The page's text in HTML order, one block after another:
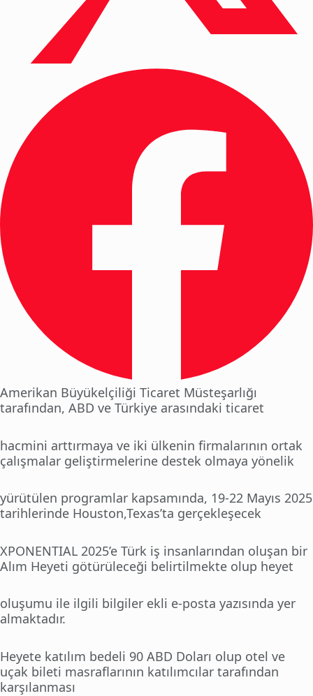
Amerikan Büyükelçiliği Ticaret Müsteşarlığı
tarafından, ABD ve Türkiye arasındaki ticaret
hacmini arttırmaya ve iki ülkenin firmalarının ortak
çalışmalar geliştirmelerine destek olmaya yönelik
yürütülen programlar kapsamında, 19-22 Mayıs 2025
tarihlerinde Houston,Texas’ta gerçekleşecek
XPONENTIAL 2025’e Türk iş insanlarından oluşan bir
Alım Heyeti götürüleceği belirtilmekte olup heyet
oluşumu ile ilgili bilgiler ekli e-posta yazısında yer
almaktadır.
Heyete katılım bedeli 90 ABD Doları olup otel ve
uçak bileti masraflarının katılımcılar tarafından
karşılanması